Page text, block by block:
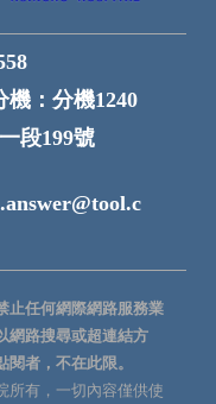
： 分機1240
段199號
止任何網際網路服務業
網路搜尋或超連結方
者，不在此限。
所有，一切內容僅供使